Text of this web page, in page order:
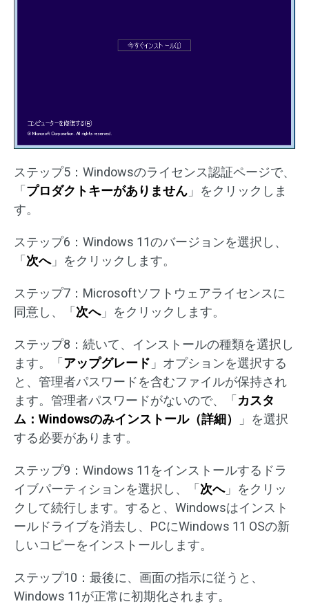
ステップ5：Windowsのライセンス認証ページで、
「プロダクトキーがありません 」をクリックしま
す。
ステップ6：Windows 11のバージョンを選択し、
「次へ」をクリックします。
ステップ7：Microsoftソフトウェアライセンスに
同意し、「次へ」をクリックします。
ステップ8：続いて、インストールの種類を選択し
ます。「アップグレード 」オプションを選択する
と、管理者パスワードを含むファイルが保持され
ます。管理者パスワードがないので、「カスタ
ム：Windowsのみインストール（詳細）
」を選択
する必要があります。
ステップ9：Windows 11をインストールするドラ
イブパーティションを選択し、「次へ」をクリッ
クして続行します。すると、Windowsはインスト
ールドライブを消去し、PCにWindows 11 OSの新
しいコピーをインストールします。
ステップ10：最後に、画面の指示に従うと、
Windows 11が正常に初期化されます。